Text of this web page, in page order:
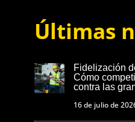
Últimas
Fidelización
Cómo
contra las
16 de julio de